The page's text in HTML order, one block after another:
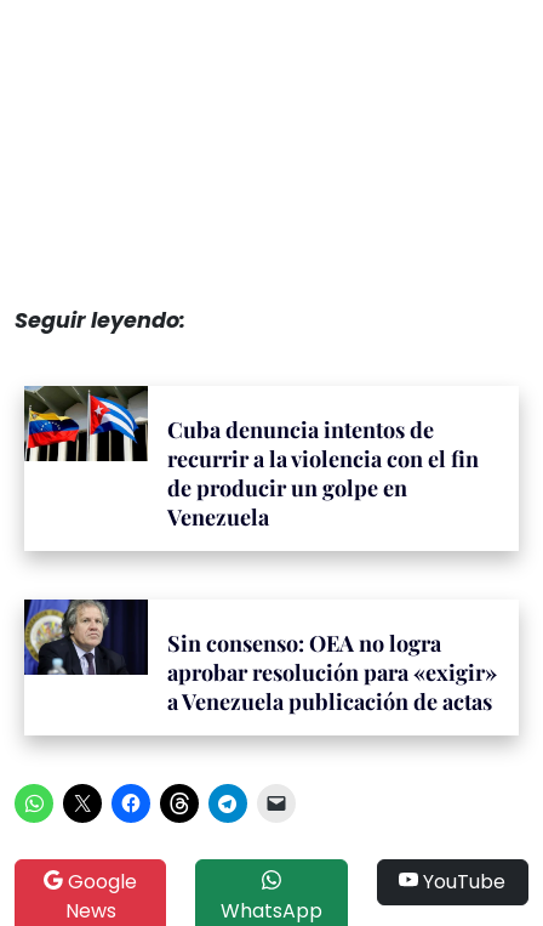
Seguir leyendo:
Cuba denuncia intentos de
recurrir a la violencia con el fin
de producir un golpe en
Venezuela
Sin consenso: OEA no logra
aprobar resolución para «exigir»
a Venezuela publicación de actas
Google
News
WhatsApp
YouTube